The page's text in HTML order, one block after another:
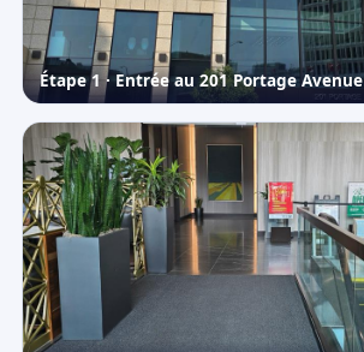
Étape 1 · Entrée au 201 Portage Avenue